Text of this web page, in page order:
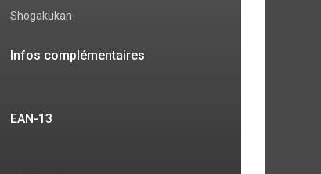
Shogakukan
Infos complémentaires
EAN-13